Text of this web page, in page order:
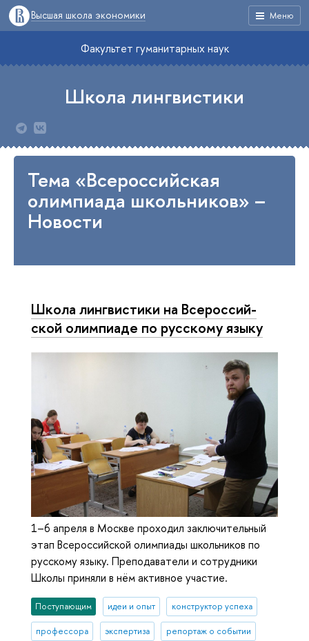
Меню
Высшая школа экономики
Факультет гуманитарных наук
Школа лингвистики
Тема «Всероссийская
олимпиада школьников» –
Новости
Школа лингвистики на Все­рос­сий­
ской олимпиаде по русскому языку
1–6 апреля в Москве проходил заключительный
этап Всероссийской олимпиады школьников по
русскому языку. Преподаватели и сотрудники
Школы приняли в нём активное участие.
Поступающим идеи и опыт конструктор успеха
профессора экспертиза репортаж о событии